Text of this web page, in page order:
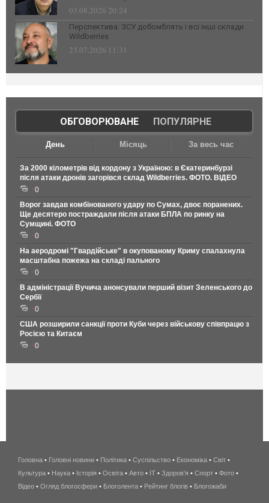
03.08.2026 20:24
Перспектива: ЗСУ добомблять і всі інші склади
Wildberries
23.07.2026 11:31
ОБГОВОРЮВАНЕ| ПОПУЛЯРНЕ
День Місяць За весь час
За 2000 кілометрів від кордону з Україною: в Єкатеринбурзі
після атаки дронів загорівся склад Wildberries. ФОТО. ВІДЕО
0
Ворог завдав комбінованого удару по Сумах, двоє поранених.
Ще десятеро постраждали після атаки БПЛА по ринку на
Сумщині. ФОТО
0
На аеродромі "Гвардійське" в окупованому Криму спалахнула
масштабна пожежа на складі пального
0
В адміністрації Вучича анонсували перший візит Зеленського до
Сербії
0
США розширили санкції проти Куби через військову співпрацю з
Росією та Китаєм
0
беспроводной
интернет
киев
Головна • Головні новини • Політика • Суспільство • Економіка • Світ •
Культура • Наука • Історія • Освіта • Авто • IT • Здоров'я • Спорт • Фото •
Відео • Огляд блогосфери • Блоголента • Рейтинг блогів • Блогожаби